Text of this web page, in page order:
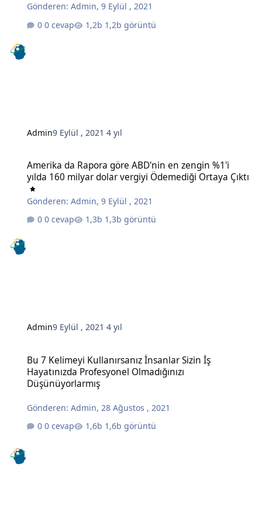
Gönderen:Admin,9 Eylül , 2021
0 cevap
1,2b görüntü
Admin9 Eylül , 20214 yıl
Amerika da Rapora göre ABD'nin en zengin %1'i
yılda 160 milyar dolar vergiyi Ödemediği Ortaya Çıktı
Gönderen:Admin,9 Eylül , 2021
0 cevap
1,3b görüntü
Admin9 Eylül , 20214 yıl
Bu 7 Kelimeyi Kullanırsanız İnsanlar Sizin İş
Hayatınızda Profesyonel Olmadığınızı
Düşünüyorlarmış
Gönderen:Admin,28 Ağustos , 2021
0 cevap
1,6b görüntü